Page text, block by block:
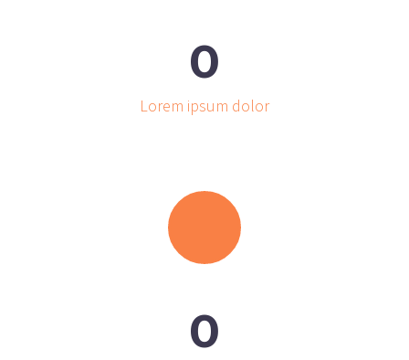
0
Lorem ipsum dolor
0